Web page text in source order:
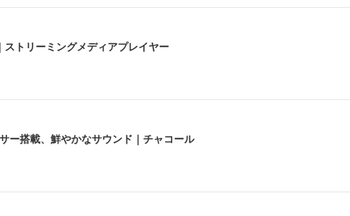
トリーミングメディアプレイヤー
搭載、鮮やかなサウンド｜チャコール